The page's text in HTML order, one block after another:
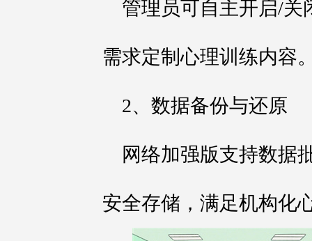
管理员可自主开启/关
需求定制心理训练内容
2、数据备份与还原
网络加强版支持数据
安全存储，满足机构化